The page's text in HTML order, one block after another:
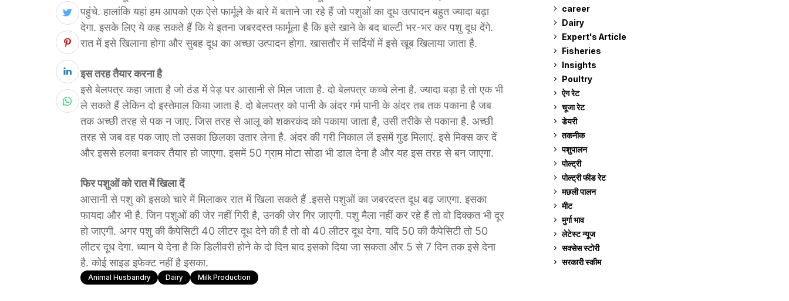
पहुंचे. हालांकि यहां हम आपको एक ऐसे फार्मूले के बारे में बताने जा रहे हैं जो पशुओं का दूध उत्पादन बहुत ज्यादा बढ़ा
देगा. इसके लिए ये कह सकते हैं कि ये इतना जबरदस्त फार्मूला है कि इसे खाने के बद बाल्टी भर-भर कर पशु दूध देंगे.
रात में इसे खिलाना होगा और सुबह दूध का अच्छा उत्पादन होगा. खासतौर में सर्दियों में इसे खूब खिलाया जाता है.
इस तरह तैयार करना है
इसे बेलपत्र कहा जाता है जो ठंड में पेड़ पर आसानी से मिल जाता है. दो बेलपत्र कच्चे लेना है. ज्यादा बड़ा है तो एक भी
ले सकते हैं लेकिन दो इस्तेमाल किया जाता है. दो बेलपत्र को पानी के अंदर गर्म पानी के अंदर तब तक पकाना है जब
तक अच्छी तरह से पक न जाए. जिस तरह से आलू को शकरकंद को पकाया जाता है, उसी तरीके से पकाना है. अच्छी
तरह से जब वह पक जाए तो उसका छिलका उतार लेना है. अंदर की गरी निकाल लें इसमें गुड मिलाएं. इसे मिक्स कर दें
और इससे हलवा बनकर तैयार हो जाएगा. इसमें 50 ग्राम मोटा सोडा भी डाल देना है और यह इस तरह से बन जाएगा.
फिर पशुओं को रात में खिला दें
आसानी से पशु को इसको चारे में मिलाकर रात में खिला सकते हैं .इससे पशुओं का जबरदस्त दूध बढ़ जाएगा. इसका
फायदा और भी है. जिन पशुओं की जेर नहीं गिरी है, उनकी जेर गिर जाएगी. पशु मैला नहीं कर रहे हैं तो वो दिक्कत भी दूर
हो जाएगी. अगर पशु की कैपेसिटी 40 लीटर दूध देने की है तो वो 40 लीटर दूध देगा. यदि 50 की कैपेसिटी तो 50
लीटर दूध देगा. ध्यान ये देना है कि डिलीवरी होने के दो दिन बाद इसको दिया जा सकता और 5 से 7 दिन तक इसे देना
है. कोई साइड इफेक्ट नहीं है इसका.
Animal Husbandry Dairy Milk Production
career
Dairy
Expert's Article
Fisheries
Insights
Poultry
ऐग रेट
चूजा रेट
डेयरी
तकनीक
पशुपालन
पोल्ट्री
पोल्ट्री फीड रेट
मछली पालन
मीट
मुर्गा भाव
लेटेस्ट न्यूज
सक्सेस स्टो‍री
सरकारी स्की‍म